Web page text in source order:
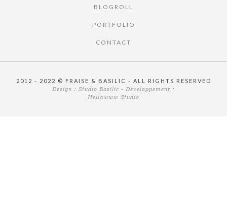
BLOGROLL
PORTFOLIO
CONTACT
2012 - 2022 © FRAISE & BASILIC - ALL RIGHTS RESERVED
Design : Studio Basilic - Développement :
Hellowww Studio